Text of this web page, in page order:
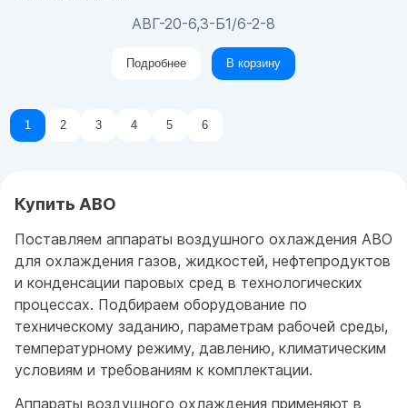
АВГ-20-6,3-Б1/6-2-8
Подробнее В корзину
1 2 3 4 5 6
Купить АВО
Поставляем аппараты воздушного охлаждения АВО
для охлаждения газов, жидкостей, нефтепродуктов
и конденсации паровых сред в технологических
процессах. Подбираем оборудование по
техническому заданию, параметрам рабочей среды,
температурному режиму, давлению, климатическим
условиям и требованиям к комплектации.
Аппараты воздушного охлаждения применяют в